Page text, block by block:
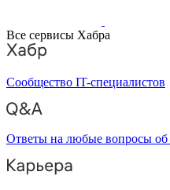
Все сервисы Хабра
Сообщество IT-специалистов
Ответы на любые вопросы